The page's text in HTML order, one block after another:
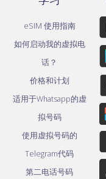
eSIM 使用指南
如何启动我的虚拟电
话？
价格和计划
适用于Whatsapp的虚
拟号码
使用虚拟号码的
Telegram代码
第二电话号码